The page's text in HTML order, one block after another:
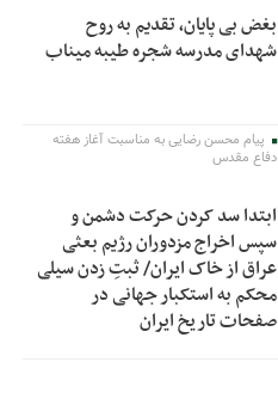
بغض بی پایان، تقدیم به روح
شهدای مدرسه شجره طیبه میناب
پیام محسن رضایی به مناسبت آغاز هفته
دفاع مقدس
ابتدا سد کردن حرکت دشمن و
سپس اخراج مزدوران رژیم بعثی
عراق از خاک ایران/ ثبتِ زدن سیلی
محکم به استکبار جهانی در
صفحات تاریخ ایران